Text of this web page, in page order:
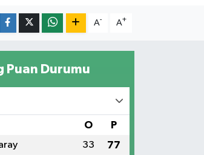
A- A+
Puan Durumu
O P
33 77